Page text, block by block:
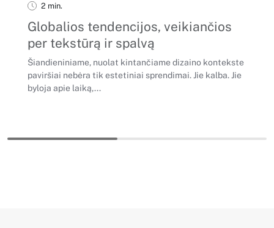
2 min.
Globalios tendencijos, veikiančios
per tekstūrą ir spalvą
Šiandieniniame, nuolat kintančiame dizaino kontekste
paviršiai nebėra tik estetiniai sprendimai. Jie kalba. Jie
byloja apie laiką,...